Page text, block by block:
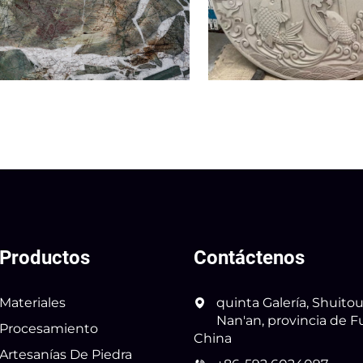
Productos
Materiales
Procesamiento
Artesanías De Piedra
Contáctenos
quinta Galería,
Nan'an, provincia de
China